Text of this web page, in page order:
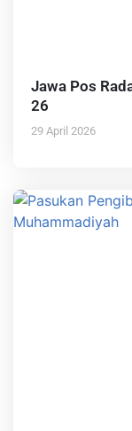
Jawa Pos
26
29 April 2026